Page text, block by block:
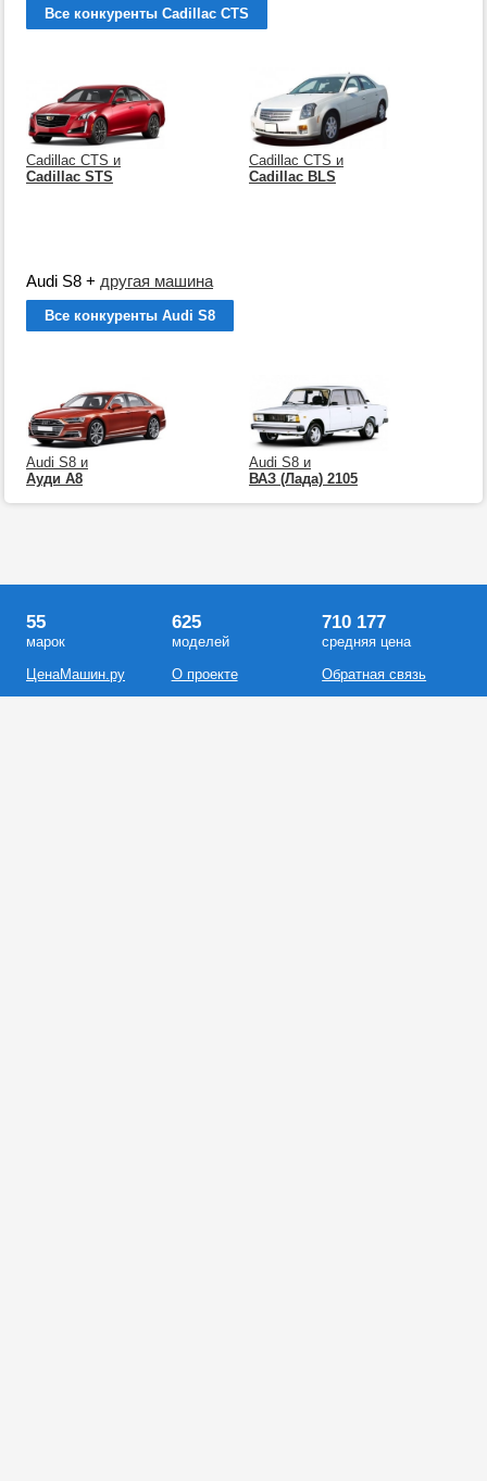
Все конкуренты Cadillac CTS
Cadillac CTS и
Cadillac STS
Cadillac CTS и
Cadillac BLS
Audi S8 + другая машина
Все конкуренты Audi S8
Audi S8 и
Ауди А8
Audi S8 и
ВАЗ (Лада) 2105
55
марок
ЦенаМашин.ру
625
моделей
О проекте
710 177
средняя цена
Обратная связь